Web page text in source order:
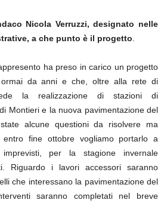
Nicola Verruzzi, designato nelle
a che punto è il progetto
ha preso in carico un progetto
da anni e che, oltre alla rete di
la realizzazione di stazioni di
Montieri e la nuova pavimentazione del
alcune questioni da risolvere ma
entro fine ottobre vogliamo portarlo a
per la stagione invernale
Riguardo i lavori accessori saranno
che interessano la pavimentazione del
saranno completati nel breve